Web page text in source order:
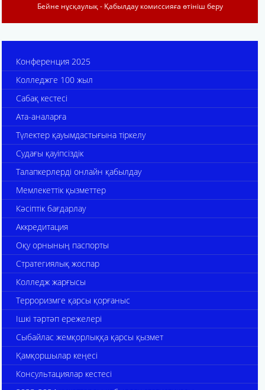
Бейне нұсқаулық - Қабылдау комиссияға өтініш беру
Конференция 2025
Колледжге 100 жыл
Сабақ кестесі
Ата-аналарға
Түлектер қауымдастығына тіркелу
Судағы қауіпсіздік
Талапкерлерді онлайн қабылдау
Мемлекеттік қызметтер
Кәсіптік бағдарлау
Аккредитация
Оқу орнының паспорты
Стратегиялық жоспар
Колледж жарғысы
Терроризмге қарсы қорғаныс
Ішкі тәртәп ережелері
Сыбайлас жемқорлыққа қарсы қызмет
Қамқоршылар кеңесі
Консультациялар кестесі